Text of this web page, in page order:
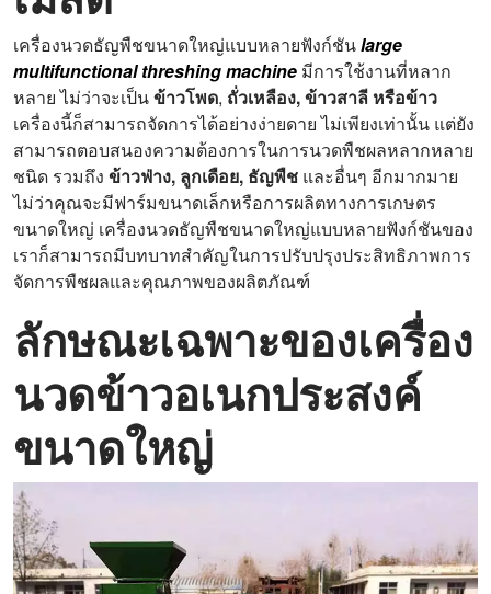
เครื่องนวดธัญพืชขนาดใหญ่แบบหลายฟังก์ชันlarge
multifunctional threshing machine มีการใช้งานที่หลาก
หลาย ไม่ว่าจะเป็นข้าวโพด, ถั่วเหลือง, ข้าวสาลี หรือข้าว
เครื่องนี้ก็สามารถจัดการได้อย่างง่ายดาย ไม่เพียงเท่านั้น แต่ยัง
สามารถตอบสนองความต้องการในการนวดพืชผลหลากหลาย
ชนิด รวมถึง ข้าวฟ่าง, ลูกเดือย, ธัญพืช และอื่นๆ อีกมากมาย
ไม่ว่าคุณจะมีฟาร์มขนาดเล็กหรือการผลิตทางการเกษตร
ขนาดใหญ่ เครื่องนวดธัญพืชขนาดใหญ่แบบหลายฟังก์ชันของ
เราก็สามารถมีบทบาทสำคัญในการปรับปรุงประสิทธิภาพการ
จัดการพืชผลและคุณภาพของผลิตภัณฑ์
ลักษณะเฉพาะของเครื่อง
นวดข้าวอเนกประสงค์
ขนาดใหญ่